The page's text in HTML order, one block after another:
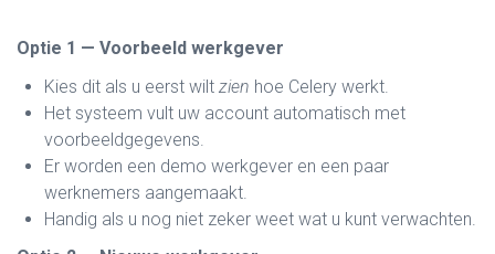
Optie 1 — Voorbeeld werkgever
Kies dit als u eerst wilt zien hoe Celery werkt.
Het systeem vult uw account automatisch met
voorbeeldgegevens.
Er worden een demo werkgever en een paar
werknemers aangemaakt.
Handig als u nog niet zeker weet wat u kunt verwachten.